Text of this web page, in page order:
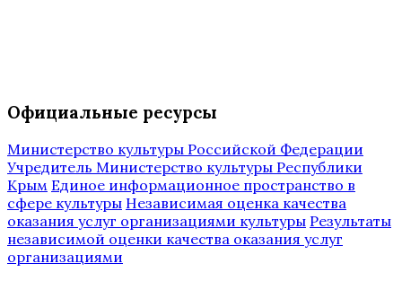
Официальные ресурсы
Министерство культуры Российской Федерации
Учредитель Министерство культуры Республики
Крым Единое информационное пространство в
сфере культуры Независимая оценка качества
оказания услуг организациями культуры Результаты
независимой оценки качества оказания услуг
организациями